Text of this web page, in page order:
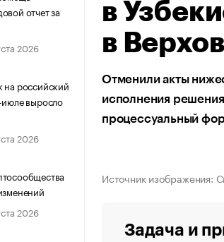
отчет за
2026
на российский
июле выросло
2026
2026
в
в
Отменили акты
исполнения
процессуальный
Источник изображения:
Задача и